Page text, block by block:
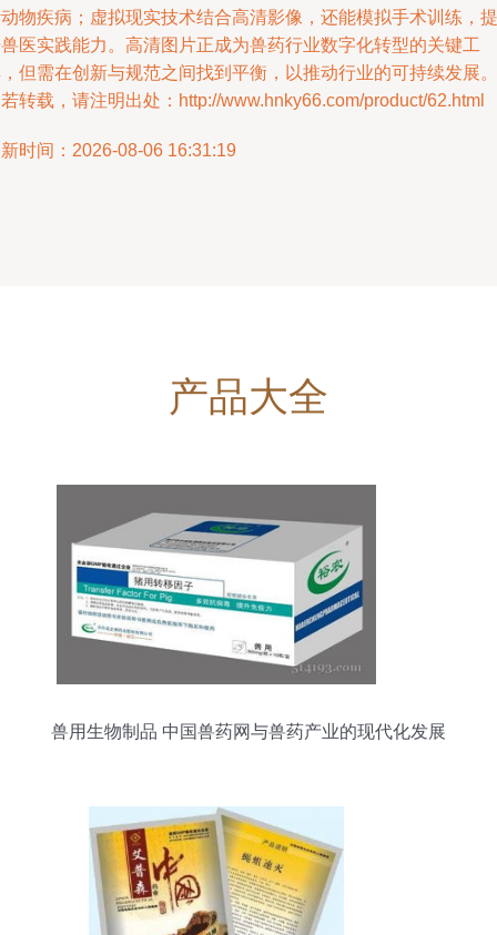
物疾病；虚拟现实技术结合高清影像，还能模拟手术训练，提
医实践能力。高清图片正成为兽药行业数字化转型的关键工
但需在创新与规范之间找到平衡，以推动行业的可持续发展。
转载，请注明出处：http://www.hnky66.com/product/62.html
时间：2026-08-06 16:31:19
产品大全
兽用生物制品 中国兽药网与兽药产业的现代化发展